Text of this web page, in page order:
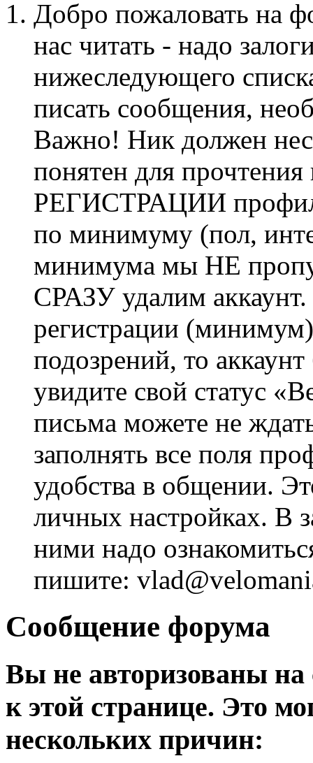
Добро пожаловать на
нас читать - надо
нижеследующего
писать сообщения,
Важно! Ник должен
понятен для
РЕГИСТРАЦИИ профиль
по минимуму (пол,
минимума мы НЕ
СРАЗУ удалим
регистрации
подозрений, то
увидите свой статус
письма можете не
заполнять все поля
удобства в общении.
личных настройках. В
ними надо
пишите:
Сообщение форума
Вы не авторизованы на
к этой странице. Это
нескольких причин: